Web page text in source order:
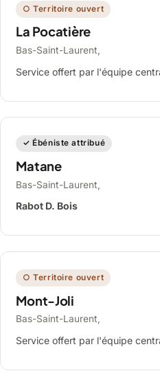
○ Territoire ouvert
La Pocatière
Bas-Saint-Laurent,
Service offert par l'équipe
✓ Ébéniste attribué
Matane
Bas-Saint-Laurent,
Rabot D. Bois
○ Territoire ouvert
Mont-Joli
Bas-Saint-Laurent,
Service offert par l'équipe